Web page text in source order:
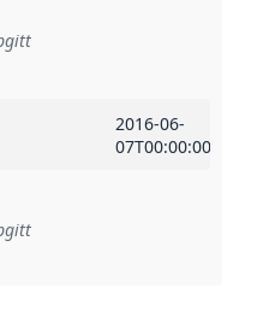
2016-06-
07T00:00:00Z
ei implementeringsregel eller